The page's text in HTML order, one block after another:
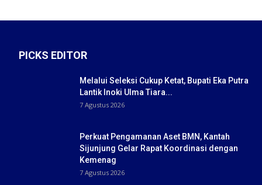
PICKS EDITOR
Melalui Seleksi Cukup Ketat, Bupati Eka Putra
Lantik Inoki Ulma Tiara...
7 Agustus 2026
Perkuat Pengamanan Aset BMN, Kantah
Sijunjung Gelar Rapat Koordinasi dengan
Kemenag
7 Agustus 2026